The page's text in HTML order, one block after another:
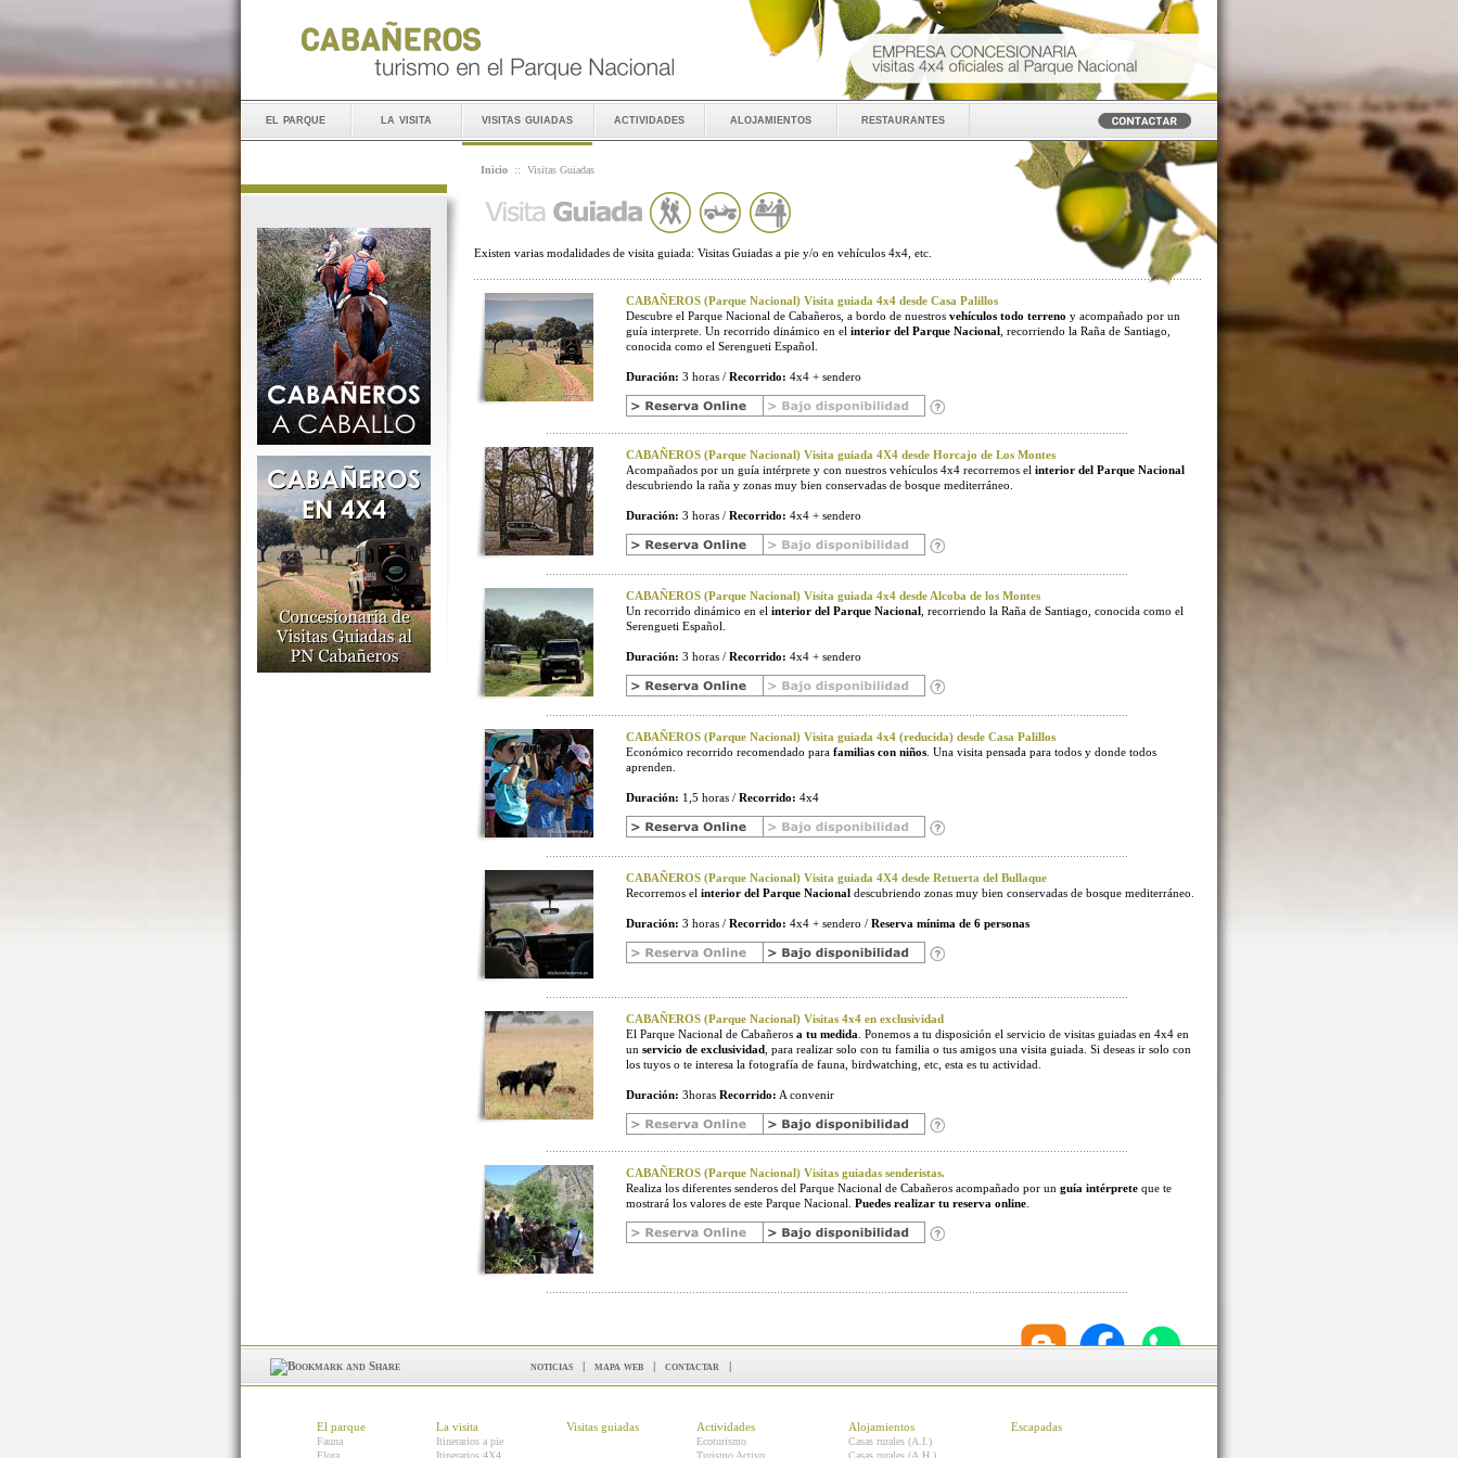
el parque la visita visitas guiadas actividades alojamientos restaurantes
Inicio :: Visitas Guiadas
Existen varias modalidades de visita guiada: Visitas Guiadas a pie y/o en vehículos 4x4, etc.
CABAÑEROS (Parque Nacional) Visita guiada 4x4 desde Casa Palillos
Descubre el Parque Nacional de Cabañeros, a bordo de nuestros vehículos todo terreno y acompañado por un
guía interprete. Un recorrido dinámico en el interior del Parque Nacional , recorriendo la Raña de Santiago,
conocida como el Serengueti Español.
Duración: 3 horas / Recorrido: 4x4 + sendero
CABAÑEROS (Parque Nacional) Visita guiada 4X4 desde Horcajo de Los Montes
Acompañados por un guía intérprete y con nuestros vehículos 4x4 recorremos el interior del Parque Nacional
descubriendo la raña y zonas muy bien conservadas de bosque mediterráneo.
Duración: 3 horas / Recorrido: 4x4 + sendero
CABAÑEROS (Parque Nacional) Visita guiada 4x4 desde Alcoba de los Montes
Un recorrido dinámico en el interior del Parque Nacional , recorriendo la Raña de Santiago, conocida como el
Serengueti Español.
Duración: 3 horas / Recorrido: 4x4 + sendero
CABAÑEROS (Parque Nacional) Visita guiada 4x4 (reducida) desde Casa Palillos
Económico recorrido recomendado para familias con niños . Una visita pensada para todos y donde todos
aprenden.
Duración: 1,5 horas / Recorrido: 4x4
CABAÑEROS (Parque Nacional) Visita guiada 4X4 desde Retuerta del Bullaque
Recorremos el interior del Parque Nacional descubriendo zonas muy bien conservadas de bosque mediterráneo.
Duración: 3 horas / Recorrido: 4x4 + sendero / Reserva mínima de 6 personas
CABAÑEROS (Parque Nacional) Visitas 4x4 en exclusividad
El Parque Nacional de Cabañeros a tu medida . Ponemos a tu disposición el servicio de visitas guiadas en 4x4 en
un servicio de exclusividad , para realizar solo con tu familia o tus amigos una visita guiada. Si deseas ir solo con
los tuyos o te interesa la fotografía de fauna, birdwatching, etc, esta es tu actividad.
Duración: 3horas Recorrido: A convenir
CABAÑEROS (Parque Nacional) Visitas guiadas senderistas.
Realiza los diferentes senderos del Parque Nacional de Cabañeros acompañado por un guía intérprete que te
mostrará los valores de este Parque Nacional. Puedes realizar tu reserva online
noticias | mapa web | contactar |
El parque
Fauna
Flora
La visita
Itinerarios a pie
Itinerarios 4X4
Visitas guiadas Actividades
Ecoturismo
Turismo Activo
Alojamientos
Casas rurales (A.I.)
Casas rurales (A.H.)
Escapadas